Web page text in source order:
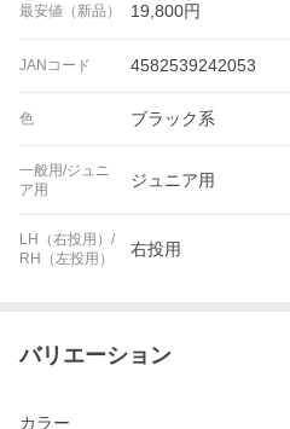
最安値（新品） 19,800円
JANコード 4582539242053
色 ブラック系
一般用/ジュニ
ア用
ジュニア用
LH（右投用）/
RH（左投用）
右投用
バリエーション
カラー